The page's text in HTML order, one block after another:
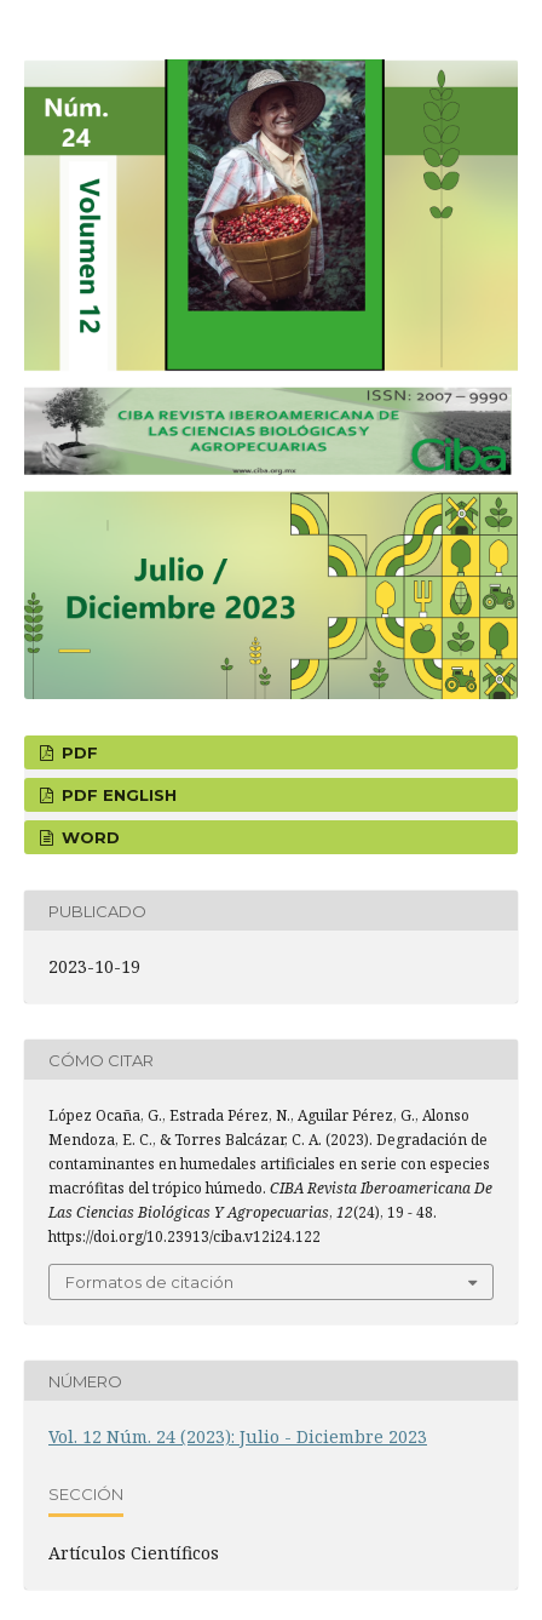
PDF
PDF ENGLISH
WORD
PUBLICADO
2023-10-19
CÓMO CITAR
López Ocaña, G., Estrada Pérez, N., Aguilar Pérez, G., Alonso
Mendoza, E. C., & Torres Balcázar, C. A. (2023). Degradación de
contaminantes en humedales artificiales en serie con especies
macrófitas del trópico húmedo. CIBA Revista Iberoamericana De
Las Ciencias Biológicas Y Agropecuarias, 12(24), 19 - 48.
https://doi.org/10.23913/ciba.v12i24.122
Formatos de citación
NÚMERO
Vol. 12 Núm. 24 (2023): Julio - Diciembre 2023
SECCIÓN
Artículos Científicos